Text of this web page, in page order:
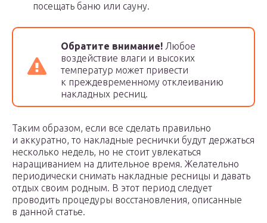
посещать баню или сауну.
Обратите внимание! Любое
воздействие влаги и высоких
температур может привести
к преждевременному отклеиванию
накладных ресниц.
Таким образом, если все сделать правильно
и аккуратно, то накладные реснички будут держаться
несколько недель, но не стоит увлекаться
наращиванием на длительное время. Желательно
периодически снимать накладные ресницы и давать
отдых своим родным. В этот период следует
проводить процедуры восстановления, описанные
в данной статье.